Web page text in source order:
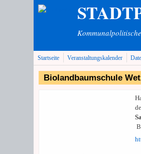
Direkt zum Inhalt
Startseite Veranstaltungskalender
Biolandbaumschule